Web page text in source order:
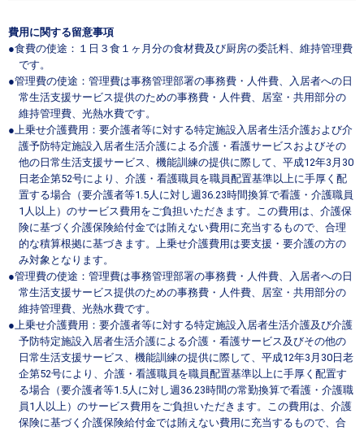
費用に関する留意事項
●食費の使途：１日３食１ヶ月分の食材費及び厨房の委託料、維持管理費
です。
●管理費の使途：管理費は事務管理部署の事務費・人件費、入居者への日
常生活支援サービス提供のための事務費・人件費、居室・共用部分の
維持管理費、光熱水費です。
●上乗せ介護費用：要介護者等に対する特定施設入居者生活介護および介
護予防特定施設入居者生活介護による介護・看護サービスおよびその
他の日常生活支援サービス、機能訓練の提供に際して、平成12年3月30
日老企第52号により、介護・看護職員を職員配置基準以上に手厚く配
置する場合（要介護者等1.5人に対し週36.23時間換算で看護・介護職員
1人以上）のサービス費用をご負担いただきます。この費用は、介護保
険に基づく介護保険給付金では賄えない費用に充当するもので、合理
的な積算根拠に基づきます。上乗せ介護費用は要支援・要介護の方の
み対象となります。
●管理費の使途：管理費は事務管理部署の事務費・人件費、入居者への日
常生活支援サービス提供のための事務費・人件費、居室・共用部分の
維持管理費、光熱水費です。
●上乗せ介護費用：要介護者等に対する特定施設入居者生活介護及び介護
予防特定施設入居者生活介護による介護・看護サービス及びその他の
日常生活支援サービス、機能訓練の提供に際して、平成12年3月30日老
企第52号により、介護・看護職員を職員配置基準以上に手厚く配置す
る場合（要介護者等1.5人に対し週36.23時間の常勤換算で看護・介護職
員1人以上）のサービス費用をご負担いただきます。この費用は、介護
保険に基づく介護保険給付金では賄えない費用に充当するもので、合